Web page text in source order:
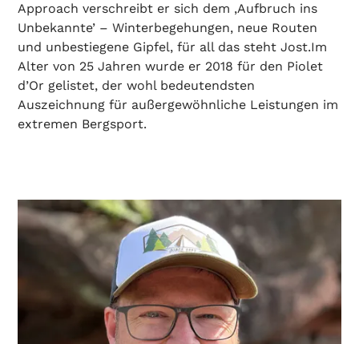
Approach verschreibt er sich dem ‚Aufbruch ins
Unbekannte’ – Winterbegehungen, neue Routen
und unbestiegene Gipfel, für all das steht Jost.Im
Alter von 25 Jahren wurde er 2018 für den Piolet
d’Or gelistet, der wohl bedeutendsten
Auszeichnung für außergewöhnliche Leistungen im
extremen Bergsport.